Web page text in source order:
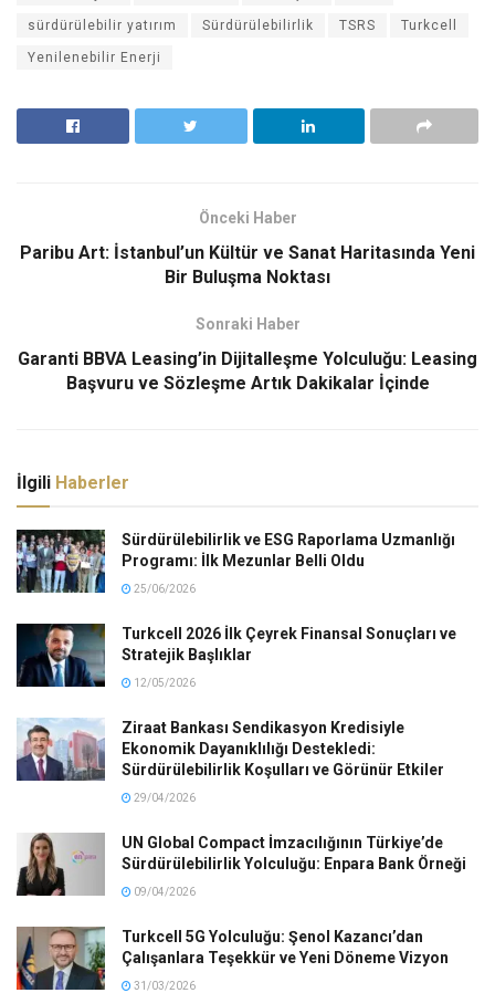
sürdürülebilir yatırım Sürdürülebilirlik TSRS Turkcell
Yenilenebilir Enerji
Önceki Haber
Paribu Art: İstanbul’un Kültür ve Sanat Haritasında Yeni
Bir Buluşma Noktası
Sonraki Haber
Garanti BBVA Leasing’in Dijitalleşme Yolculuğu: Leasing
Başvuru ve Sözleşme Artık Dakikalar İçinde
İlgili Haberler
Sürdürülebilirlik ve ESG Raporlama Uzmanlığı
Programı: İlk Mezunlar Belli Oldu
25/06/2026
Turkcell 2026 İlk Çeyrek Finansal Sonuçları ve
Stratejik Başlıklar
12/05/2026
Ziraat Bankası Sendikasyon Kredisiyle
Ekonomik Dayanıklılığı Destekledi:
Sürdürülebilirlik Koşulları ve Görünür Etkiler
29/04/2026
UN Global Compact İmzacılığının Türkiye’de
Sürdürülebilirlik Yolculuğu: Enpara Bank Örneği
09/04/2026
Turkcell 5G Yolculuğu: Şenol Kazancı’dan
Çalışanlara Teşekkür ve Yeni Döneme Vizyon
31/03/2026